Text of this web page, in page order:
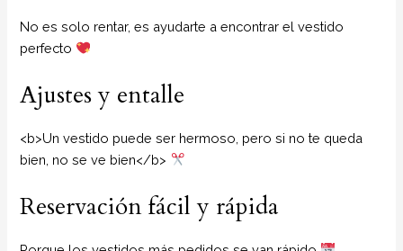
No es solo rentar, es ayudarte a encontrar el vestido
perfecto
Ajustes y entalle
<b>Un vestido puede ser hermoso, pero si no te queda
bien, no se ve bien</b>
Reservación fácil y rápida